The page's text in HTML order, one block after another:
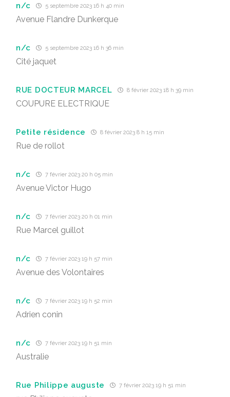
n/c 5 septembre 2023 16 h 40 min
Avenue Flandre Dunkerque
n/c 5 septembre 2023 16 h 36 min
Cité jaquet
RUE DOCTEUR MARCEL 8 février 2023 18 h 39 min
COUPURE ELECTRIQUE
Petite résidence 8 février 2023 8 h 15 min
Rue de rollot
n/c 7 février 2023 20 h 05 min
Avenue Victor Hugo
n/c 7 février 2023 20 h 01 min
Rue Marcel guillot
n/c 7 février 2023 19 h 57 min
Avenue des Volontaires
n/c 7 février 2023 19 h 52 min
Adrien conin
n/c 7 février 2023 19 h 51 min
Australie
Rue Philippe auguste 7 février 2023 19 h 51 min